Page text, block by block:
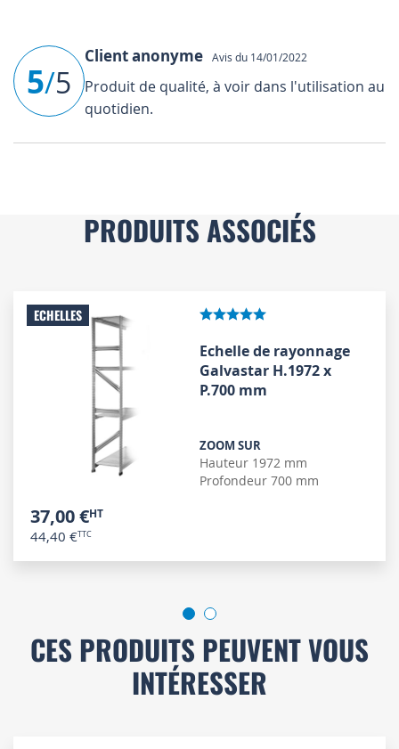
5/5
Client anonyme Avis du 14/01/2022
Produit de qualité, à voir dans l'utilisation au
quotidien.
PRODUITS ASSOCIÉS
ECHELLES
Echelle de rayonnage
Galvastar H.1972 x
P.700 mm
ZOOM SUR
Hauteur 1972 mm
Profondeur 700 mm
37,00 €
44,40 €
CES PRODUITS PEUVENT VOUS
INTÉRESSER